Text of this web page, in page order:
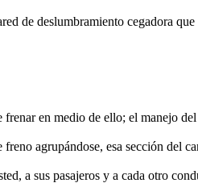
de deslumbramiento cegadora
en medio de ello; el manejo
agrupándose, esa sección del
a sus pasajeros y a cada otro